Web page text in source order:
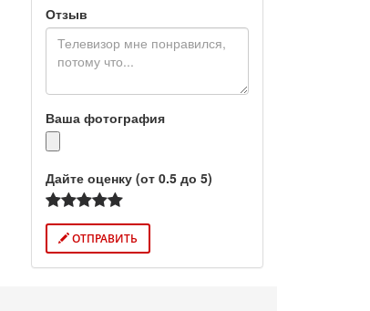
Отзыв
Ваша фотография
Дайте оценку (от 0.5 до 5)
ОТПРАВИТЬ